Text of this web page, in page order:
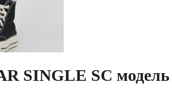
SINGLE SC модель